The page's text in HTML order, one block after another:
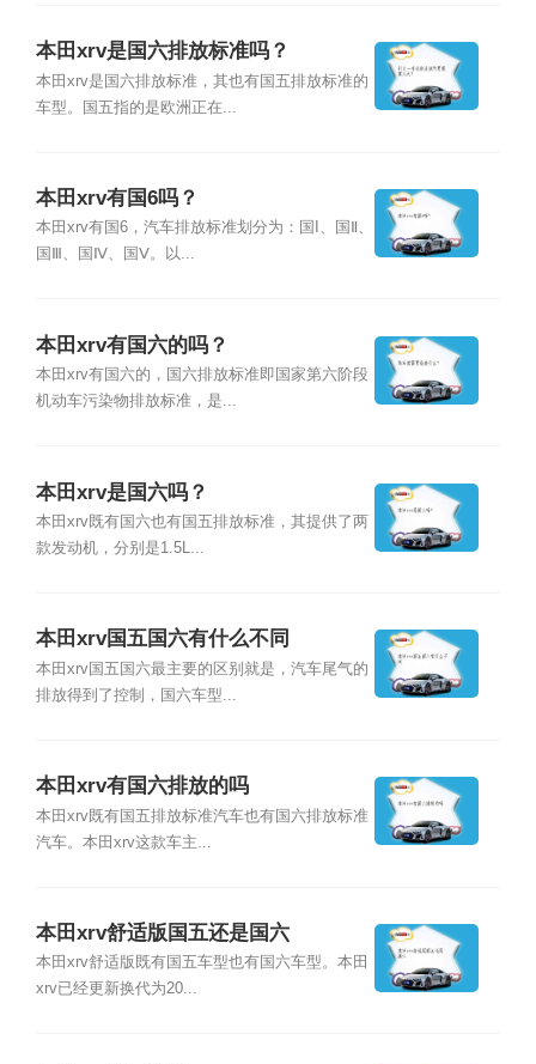
本田xrv是国六排放标准吗？
本田xrv是国六排放标准，其也有国五排放标准的
车型。国五指的是欧洲正在...
本田xrv有国6吗？
本田xrv有国6，汽车排放标准划分为：国I、国Ⅱ、
国Ⅲ、国Ⅳ、国Ⅴ。以...
本田xrv有国六的吗？
本田xrv有国六的，国六排放标准即国家第六阶段
机动车污染物排放标准，是...
本田xrv是国六吗？
本田xrv既有国六也有国五排放标准，其提供了两
款发动机，分别是1.5L...
本田xrv国五国六有什么不同
本田xrv国五国六最主要的区别就是，汽车尾气的
排放得到了控制，国六车型...
本田xrv有国六排放的吗
本田xrv既有国五排放标准汽车也有国六排放标准
汽车。本田xrv这款车主...
本田xrv舒适版国五还是国六
本田xrv舒适版既有国五车型也有国六车型。本田
xrv已经更新换代为20...